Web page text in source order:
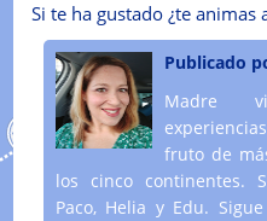
Si te ha gustado ¿te animas
Publicado
Madre
fruto de
los cinco continentes.
Paco, Helia y Edu.